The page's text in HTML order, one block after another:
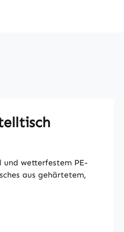
wetterfestem PE-
aus gehärtetem,